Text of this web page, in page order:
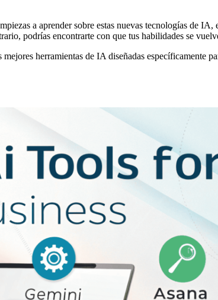
a aprender sobre estas nuevas tecnologías de
podrías encontrarte con que tus habilidades se
herramientas de IA diseñadas específicamente